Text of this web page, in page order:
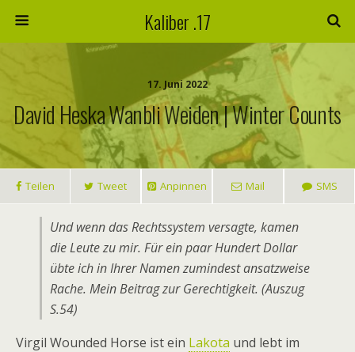
Kaliber .17
17. Juni 2022
David Heska Wanbli Weiden | Winter Counts
Teilen Tweet Anpinnen Mail SMS
Und wenn das Rechtssystem versagte, kamen
die Leute zu mir. Für ein paar Hundert Dollar
übte ich in Ihrer Namen zumindest ansatzweise
Rache. Mein Beitrag zur Gerechtigkeit. (Auszug
S.54)
Virgil Wounded Horse ist ein Lakota und lebt im